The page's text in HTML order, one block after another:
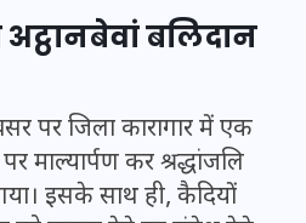
बलिदान
पर जिला कारागार में एक
माल्यार्पण कर श्रद्धांजलि
इसके साथ ही, कैदियों